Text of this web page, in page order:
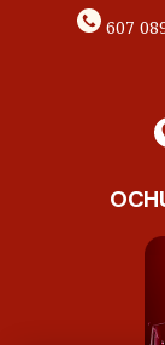
607